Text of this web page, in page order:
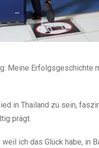
Meine
in Thailand zu sein,
prägt.
ich das Glück habe, in